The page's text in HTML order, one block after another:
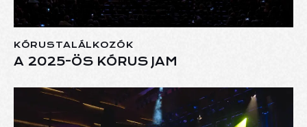
KÓRUSTALÁLKOZÓK
A 2025-ÖS KÓRUS JAM